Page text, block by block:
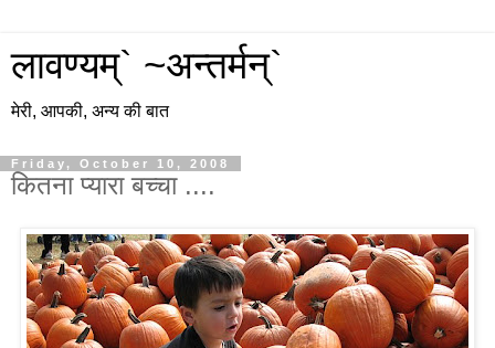
लावण्यम्` ~अन्तर्मन्`
मेरी, आपकी, अन्य की बात
Friday, October 10, 2008
कितना प्यारा बच्चा ....